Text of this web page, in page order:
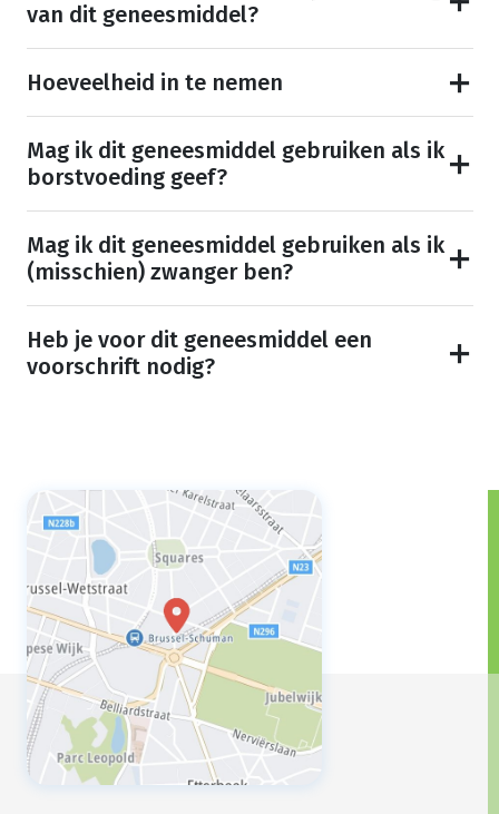
van dit geneesmiddel?
Hoeveelheid in te nemen
Mag ik dit geneesmiddel gebruiken als ik
borstvoeding geef?
Mag ik dit geneesmiddel gebruiken als ik
(misschien) zwanger ben?
Heb je voor dit geneesmiddel een
voorschrift nodig?